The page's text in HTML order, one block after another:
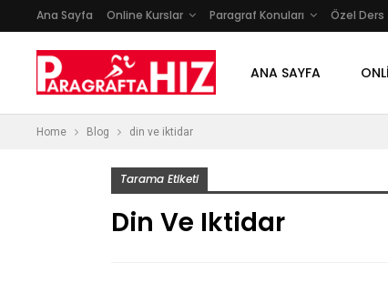
Ana Sayfa Online Kurslar Paragraf Konuları Özel Ders
ANA SAYFA
Home Blog din ve iktidar
Tarama Etiketi
Din Ve Iktidar